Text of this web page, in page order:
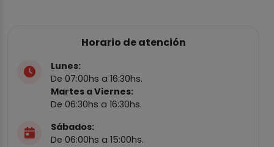
Horario de atención
Lunes:
De 07:00hs a 16:30hs.
Martes a Viernes:
De 06:30hs a 16:30hs.
Sábados:
De 06:00hs a 15:00hs.